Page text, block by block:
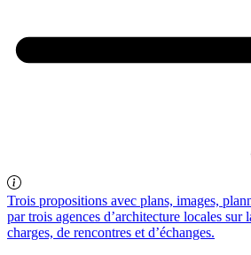
Trois propositions avec plans, images,
par trois agences d’architecture locales sur
charges, de rencontres et d’échanges.